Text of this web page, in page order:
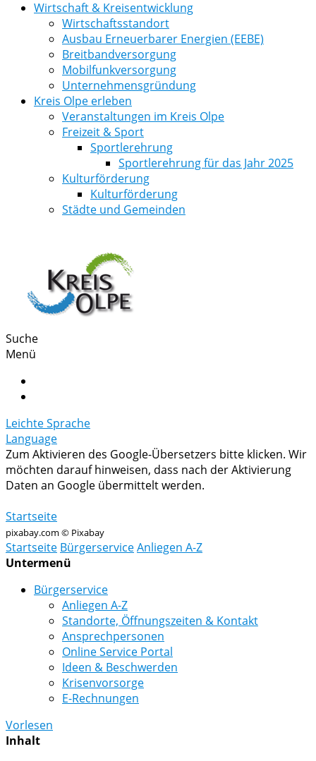
Wirtschaft & Kreisentwicklung
Wirtschaftsstandort
Ausbau Erneuerbarer Energien (EEBE)
Breitbandversorgung
Mobilfunkversorgung
Unternehmensgründung
Kreis Olpe erleben
Veranstaltungen im Kreis Olpe
Freizeit & Sport
Sportlerehrung
Sportlerehrung für das Jahr 2025
Kulturförderung
Kulturförderung
Städte und Gemeinden
Suche
Menü
Leichte Sprache
Language
Zum Aktivieren des Google-Übersetzers bitte klicken. Wir
möchten darauf hinweisen, dass nach der Aktivierung
Daten an Google übermittelt werden.
Startseite
pixabay.com © Pixabay
Startseite BürgerserviceAnliegen A-Z
Untermenü
Bürgerservice
Anliegen A-Z
Standorte, Öffnungszeiten & Kontakt
Ansprechpersonen
Online Service Portal
Ideen & Beschwerden
Krisenvorsorge
E-Rechnungen
Vorlesen
Inhalt